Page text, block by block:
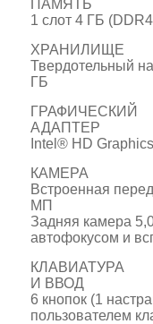
ПАМЯТЬ
1 слот 4 ГБ
ХРАНИЛИЩЕ
Твердотельный
ГБ
ГРАФИЧЕСКИЙ
АДАПТЕР
Intel® HD
КАМЕРА
Встроенная
МП
Задняя камера
автофокусом и
КЛАВИАТУРА
И ВВОД
6 кнопок (1
пользователем